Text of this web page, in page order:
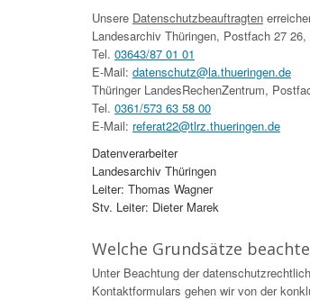
Unsere Datenschutzbeauftragten
Landesarchiv Thüringen, Postfach 27
Tel. 03643/87 01 01
E-Mail: datenschutz@la.thueringen.de
Thüringer LandesRechenZentrum,
Tel. 0361/573 63 58 00
E-Mail: referat22@tlrz.thueringen.de
Datenverarbeiter
Landesarchiv Thüringen
Leiter: Thomas Wagner
Stv. Leiter: Dieter Marek
Welche Grundsätze
Unter Beachtung der
Kontaktformulars gehen wir von der